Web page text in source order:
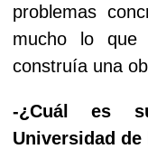
problemas
mucho lo
construía una
-¿Cuál es
Universidad de